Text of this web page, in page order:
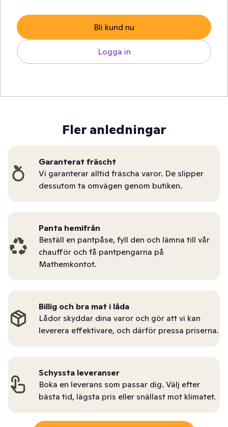
Bli kund nu
Logga in
Fler anledningar
Garanterat fräscht
Vi garanterar alltid fräscha varor. De slipper
dessutom ta omvägen genom butiken.
Panta hemifrån
Beställ en pantpåse, fyll den och lämna till vår
chaufför och få pantpengarna på
Mathemkontot.
Billig och bra mat i låda
Lådor skyddar dina varor och gör att vi kan
leverera effektivare, och därför pressa priserna.
Schyssta leveranser
Boka en leverans som passar dig. Välj efter
bästa tid, lägsta pris eller snällast mot klimatet.